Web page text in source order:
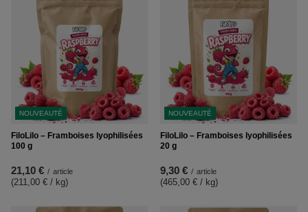
NOUVEAUTÉ
FiloLilo – Framboises lyophilisées
100 g
21,10 € / article
(211,00 € / kg)
NOUVEAUTÉ
FiloLilo – Framboises lyophilisées
20 g
9,30 € / article
(465,00 € / kg)